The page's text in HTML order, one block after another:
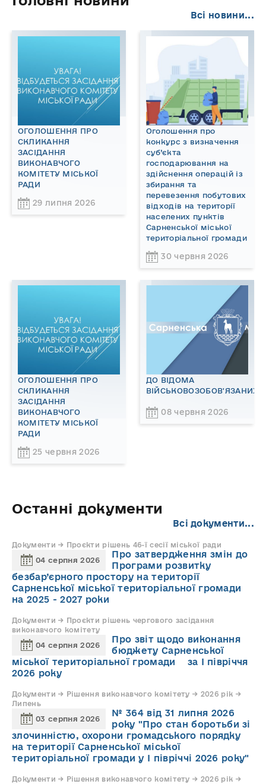
Всі новини...
ОГОЛОШЕННЯ ПРО
СКЛИКАННЯ
ЗАСІДАННЯ
ВИКОНАВЧОГО
КОМІТЕТУ МІСЬКОЇ
РАДИ
29 липня 2026
Оголошення про
конкурс з визначення
суб’єкта
господарювання на
здійснення операцій із
збирання та
перевезення побутових
відходів на території
населених пунктів
Сарненської міської
територіальної громади
30 червня 2026
ОГОЛОШЕННЯ ПРО
СКЛИКАННЯ
ЗАСІДАННЯ
ВИКОНАВЧОГО
КОМІТЕТУ МІСЬКОЇ
РАДИ
25 червня 2026
ДО ВІДОМА
ВІЙСЬКОВОЗОБОВ'ЯЗАНИХ!
08 червня 2026
Останні документи
Всі документи...
Документи → Проєкти рішень 46-ї сесії міської ради
04 серпня 2026
Про затвердження змін до
Програми розвитку
безбар’єрного простору на території
Сарненської міської територіальної громади
на 2025 - 2027 роки
Документи → Проєкти рішень чергового засідання
виконавчого комітету
04 серпня 2026
Про звіт щодо виконання
бюджету Сарненської
міської територіальної громади за І півріччя
2026 року
Документи → Рішення виконавчого комітету → 2026 рік →
Липень
03 серпня 2026
№ 364 від 31 липня 2026
року "Про стан боротьби зі
злочинністю, охорони громадського порядку
на території Сарненської міської
територіальної громади у І півріччі 2026 року"
Документи → Рішення виконавчого комітету → 2026 рік →